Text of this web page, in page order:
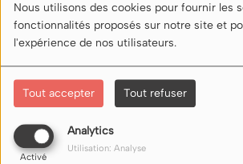
Nous utilisons des cookies pour fournir les
fonctionnalités proposés sur notre site et
l'expérience de nos utilisateurs.
Tout accepter Tout refuser
Analytics
Activé
Utilisation: Analyse
26 MARS 2026 CHEZ
LUTIN
12 MARS 2026 AU
ROMAIN